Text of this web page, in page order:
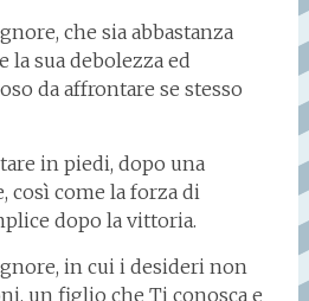
che sia abbastanza
la sua debolezza ed
da affrontare se stesso
in piedi, dopo una
così come la forza di
dopo la vittoria.
in cui i desideri non
un figlio che Ti conosca e